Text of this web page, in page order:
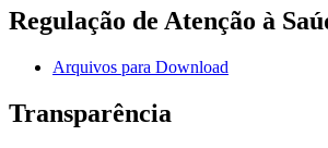
Regulação de Atenção à
Arquivos para Download
Transparência